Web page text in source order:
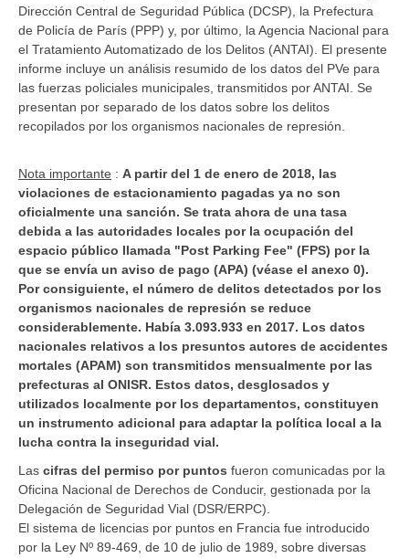
Dirección Central de Seguridad Pública (DCSP), la Prefectura
de Policía de París (PPP) y, por último, la Agencia Nacional para
el Tratamiento Automatizado de los Delitos (ANTAI). El presente
informe incluye un análisis resumido de los datos del PVe para
las fuerzas policiales municipales, transmitidos por ANTAI. Se
presentan por separado de los datos sobre los delitos
recopilados por los organismos nacionales de represión.
Nota importante : A partir del 1 de enero de 2018, las
violaciones de estacionamiento pagadas ya no son
oficialmente una sanción. Se trata ahora de una tasa
debida a las autoridades locales por la ocupación del
espacio público llamada "Post Parking Fee" (FPS) por la
que se envía un aviso de pago (APA) (véase el anexo 0).
Por consiguiente, el número de delitos detectados por los
organismos nacionales de represión se reduce
considerablemente. Había 3.093.933 en 2017. Los datos
nacionales relativos a los presuntos autores de accidentes
mortales (APAM) son transmitidos mensualmente por las
prefecturas al ONISR. Estos datos, desglosados y
utilizados localmente por los departamentos, constituyen
un instrumento adicional para adaptar la política local a la
lucha contra la inseguridad vial.
Las cifras del permiso por puntos fueron comunicadas por la
Oficina Nacional de Derechos de Conducir, gestionada por la
Delegación de Seguridad Vial (DSR/ERPC).
El sistema de licencias por puntos en Francia fue introducido
por la Ley Nº 89-469, de 10 de julio de 1989, sobre diversas